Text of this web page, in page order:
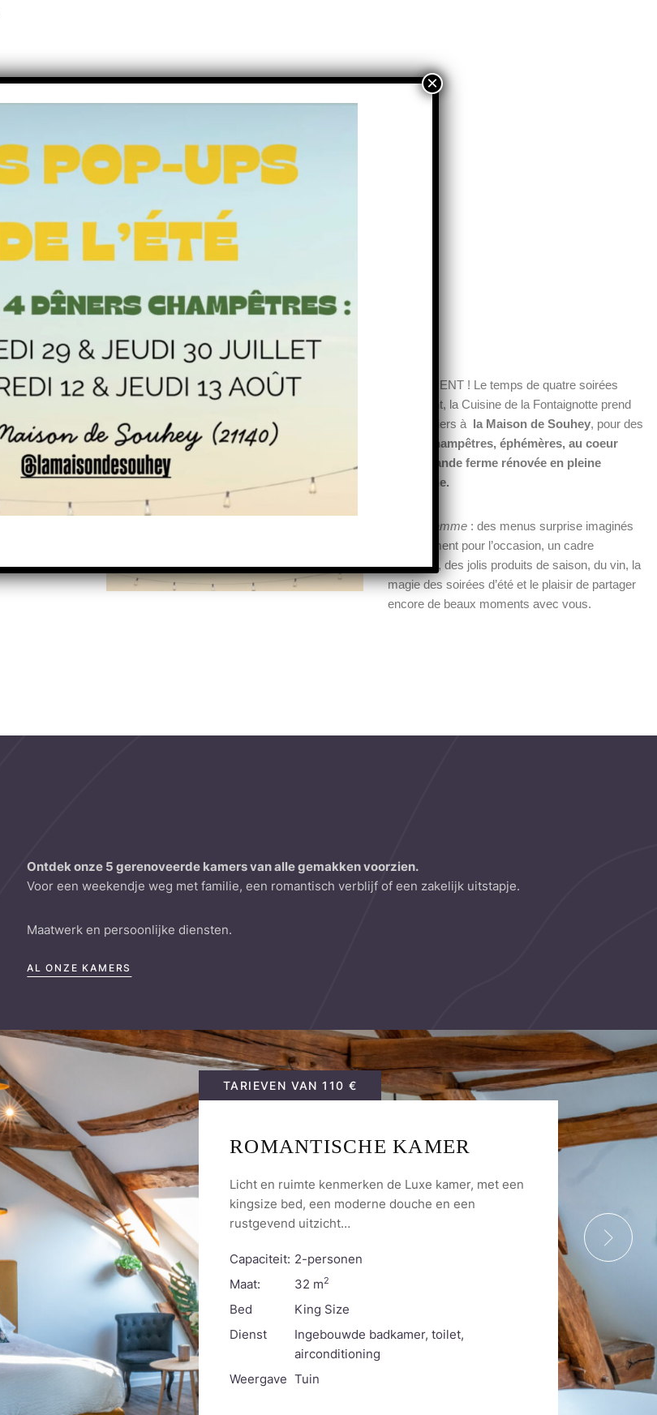
ÉVÈNEMENT ! Le temps de quatre soirées
seulement, la Cuisine de la Fontaignotte prend
nos quartiers àla Maison de Souhey, pour des
dîners champêtres, éphémères, au coeur
d’une grande ferme rénovée en pleine
campagne.
Au programme: des menus surprise imaginés
spécialement pour l’occasion, un cadre
bucolique, des jolis produits de saison, du vin, la
magie des soirées d’été et le plaisir de partager
encore de beaux moments avec vous.
Ontdek onze 5 gerenoveerde kamers van alle gemakken voorzien.
Voor een weekendje weg met familie, een romantisch verblijf of een zakelijk uitstapje.
Maatwerk en persoonlijke diensten.
AL ONZE KAMERS
TARIEVEN VAN 110 €
ROMANTISCHE KAMER
Licht en ruimte kenmerken de Luxe kamer, met een
kingsize bed, een moderne douche en een
rustgevend uitzicht…
Capaciteit: 2-personen
Maat:
32 m2
Bed
King Size
Dienst
Ingebouwde badkamer, toilet,
airconditioning
Weergave Tuin